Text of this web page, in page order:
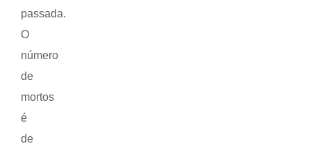
passada.
O
número
de
mortos
é
de